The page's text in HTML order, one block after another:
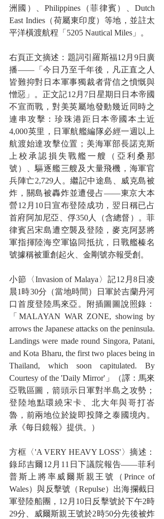
洲國）、Philippines（菲律賓）、Dutch
East Indies（荷屬東印度）等地，並註太
平洋橫渡航程「5205 Nautical Miles」。
右頁正文摘述：題詞引羅斯福12月9日廣
播——「今日乃至千年後，凡正直之人
皆難抑對日本軍事獨裁者背信之憤慨與
憎惡」。正文記12月7日星期日日本帝國
不宣而戰，對美英屬地發動幾近同時之
連串攻擊：珍珠港距日本帝國本土近
4,000英里，日軍航艦編隊必經一週以上
航渡始達攻擊位置；美海軍部長諾克斯
上校承認損失戰艦一艘（亞利桑那
號）、驅逐艦三艘及大量飛機，海軍官
兵陣亡2,729人。繼記中途島、威克島被
炸，關島被轟炸並遭侵占——東京大本
營12月10日宣布登陸成功，翌日稱已占
首府阿加尼亞、俘350人（含總督）。菲
律賓呂宋島遭空襲及登陸，麥克阿瑟將
軍指揮陸海空軍協同抵抗，日戰艦榛名
號據稱被重創起火、金剛號亦報受創。
小節〈Invasion of Malaya〉記12月8日凌
晨1時30分（當地時間）日軍於吉蘭丹河
口首度登陸馬來亞。附插圖圖說照錄：
「MALAYAN WAR ZONE, showing by
arrows the Japanese attacks on the peninsula.
Landings were made round Singora, Patani,
and Kota Bharu, the first two places being in
Thailand, which soon capitulated. By
Courtesy of the 'Daily Mirror'」（譯：馬來
亞戰區圖，箭頭示日軍對半島之攻勢；
登陸地點環繞宋卡、北大年與哥打峇
魯，前兩地位於旋即投降之泰國境內。
承《每日鏡報》提供。）
方框〈'A VERY HEAVY LOSS'〉摘述：
錄邱吉爾12月11日下議院報告——菲利
普斯上將率威爾斯親王號（Prince of
Wales）與反擊號（Repulse）出海攔截日
軍登陸船團，12月10日反擊號於下午2時
29分、威爾斯親王號於2時50分先後被炸